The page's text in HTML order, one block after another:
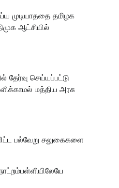
முடியாததை தமிழக
ஆட்சியில்
தேர்வு செய்யப்பட்டு
மத்திய அரசு
பல்வேறு சலுகைகளை